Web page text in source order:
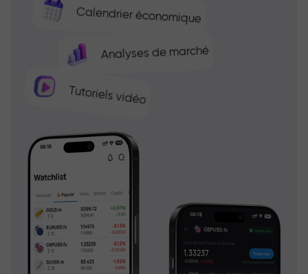
Calendrier économique
Analyses de marché
Tutoriels vidéo